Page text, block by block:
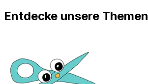
Entdecke unsere Themen